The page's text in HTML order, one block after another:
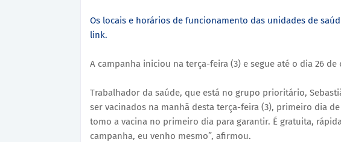
Os locais e horários de funcionamento das unidades de
link.
A campanha iniciou na terça-feira (3) e segue até o dia 26
Trabalhador da saúde, que está no grupo prioritário,
ser vacinados na manhã desta terça-feira (3), primeiro dia
tomo a vacina no primeiro dia para garantir. É gratuita,
campanha, eu venho mesmo”, afirmou.